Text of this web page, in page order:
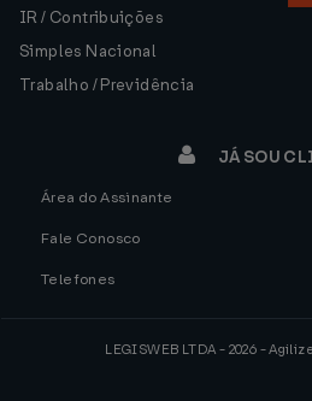
IR / Contribuições
Simples Nacional
Trabalho / Previdência
JÁ SOU
Área do Assinante
Fale Conosco
Telefones
LEGISWEB LTDA - 2026 -